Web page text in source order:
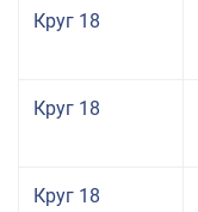
Круг 18
Круг 18
Круг 18